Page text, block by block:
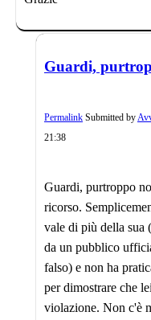
Guardi,
Permalink Submitted by
21:38
Guardi, purtroppo
ricorso.
vale di più della sua
da un pubblico
falso) e non ha
per dimostrare che
violazione. Non c'è